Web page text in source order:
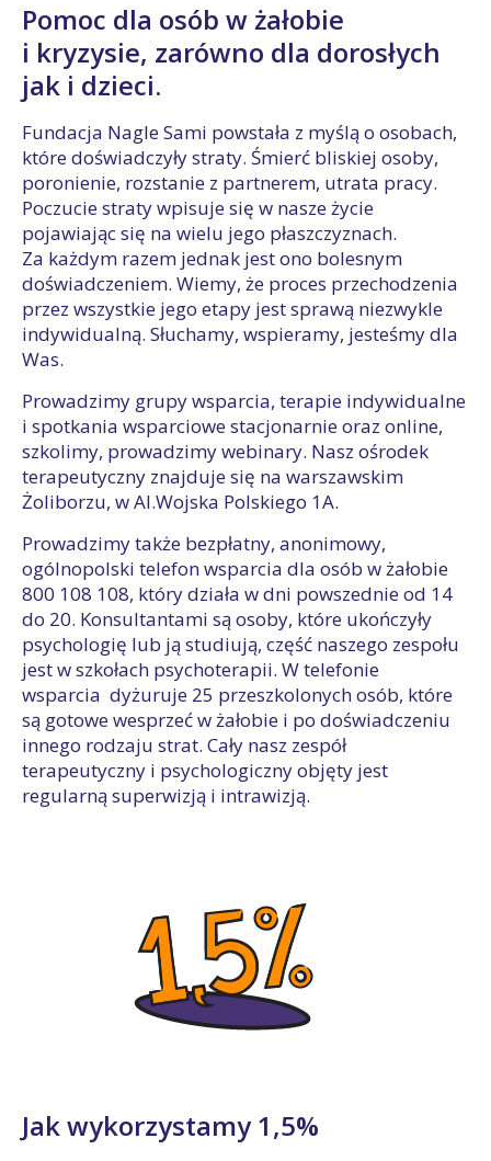
Pomoc dla osób w żałobie
i kryzysie, zarówno dla dorosłych
jak i dzieci.
Fundacja Nagle Sami powstała z myślą o osobach,
które doświadczyły straty. Śmierć bliskiej osoby,
poronienie, rozstanie z partnerem, utrata pracy.
Poczucie straty wpisuje się w nasze życie
pojawiając się na wielu jego płaszczyznach.
Za każdym razem jednak jest ono bolesnym
doświadczeniem. Wiemy, że proces przechodzenia
przez wszystkie jego etapy jest sprawą niezwykle
indywidualną. Słuchamy, wspieramy, jesteśmy dla
Was.
Prowadzimy grupy wsparcia, terapie indywidualne
i spotkania wsparciowe stacjonarnie oraz online,
szkolimy, prowadzimy webinary. Nasz ośrodek
terapeutyczny znajduje się na warszawskim
Żoliborzu, w Al.Wojska Polskiego 1A.
Prowadzimy także bezpłatny, anonimowy,
ogólnopolski telefon wsparcia dla osób w żałobie
800 108 108, który działa w dni powszednie od 14
do 20. Konsultantami są osoby, które ukończyły
psychologię lub ją studiują, część naszego zespołu
jest w szkołach psychoterapii. W telefonie
wsparcia dyżuruje 25 przeszkolonych osób, które
są gotowe wesprzeć w żałobie i po doświadczeniu
innego rodzaju strat. Cały nasz zespół
terapeutyczny i psychologiczny objęty jest
regularną superwizją i intrawizją.
Jak wykorzystamy 1,5%